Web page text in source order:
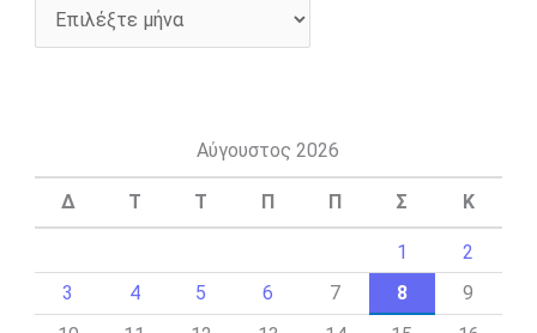
Αύγουστος 2026
Δ Τ Τ Π Π Σ Κ
1
2
3
4 5 6 7 8
9